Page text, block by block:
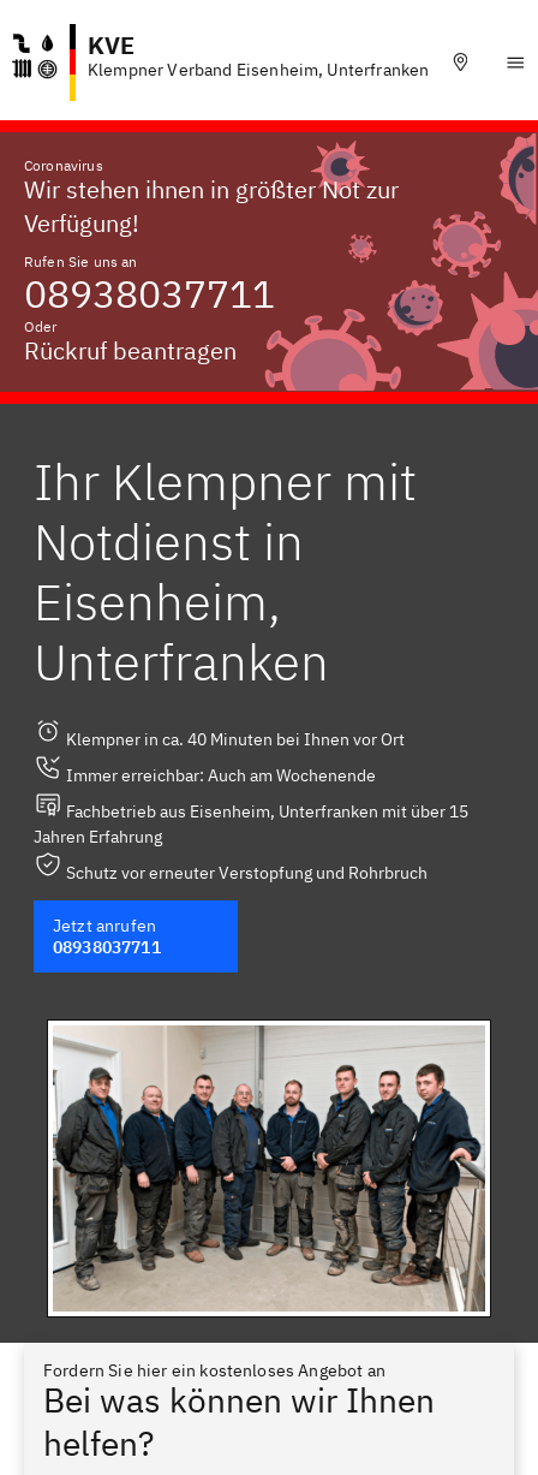
KVE
Klempner Verband Eisenheim, Unterfranken
Coronavirus
Wir stehen ihnen in größter Not zur
Verfügung!
Rufen Sie uns an
08938037711
Oder
Rückruf beantragen
Ihr Klempner mit
Notdienst in
Eisenheim,
Unterfranken
Klempner in ca. 40 Minuten bei Ihnen vor Ort
Immer erreichbar: Auch am Wochenende
Fachbetrieb aus Eisenheim, Unterfranken mit über 15
Jahren Erfahrung
Schutz vor erneuter Verstopfung und Rohrbruch
Jetzt anrufen
08938037711
Fordern Sie hier ein kostenloses Angebot an
Bei was können wir Ihnen
helfen?